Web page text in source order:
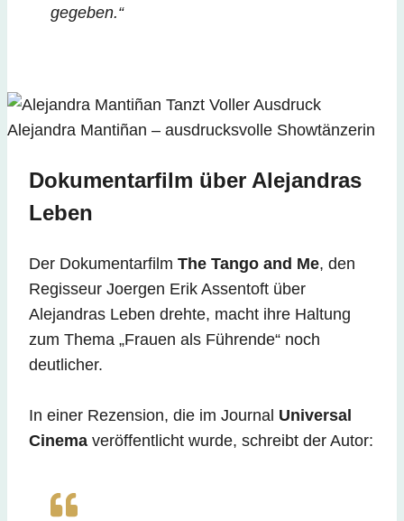
gegeben.“
Alejandra Mantiñan – ausdrucksvolle Showtänzerin
Dokumentarfilm über Alejandras
Leben
Der Dokumentarfilm The Tango and Me, den
Regisseur Joergen Erik Assentoft über
Alejandras Leben drehte, macht ihre Haltung
zum Thema „Frauen als Führende“ noch
deutlicher.
In einer Rezension, die im Journal Universal
Cinema veröffentlicht wurde, schreibt der Autor: